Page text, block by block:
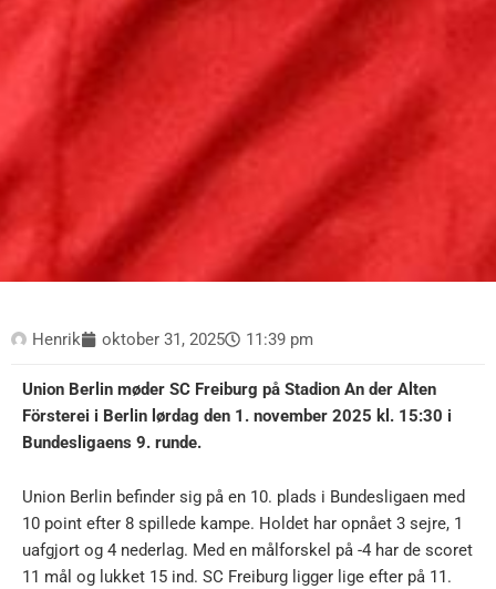
Henrik oktober 31, 2025 11:39 pm
Union Berlin møder SC Freiburg på Stadion An der Alten
Försterei i Berlin lørdag den 1. november 2025 kl. 15:30 i
Bundesligaens 9. runde.
Union Berlin befinder sig på en 10. plads i Bundesligaen med
10 point efter 8 spillede kampe. Holdet har opnået 3 sejre, 1
uafgjort og 4 nederlag. Med en målforskel på -4 har de scoret
11 mål og lukket 15 ind. SC Freiburg ligger lige efter på 11.